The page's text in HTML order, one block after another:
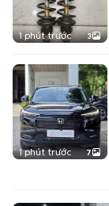
1 phút trước 3
1 phút trước 7